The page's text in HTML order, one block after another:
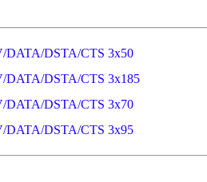
DATA/DSTA/CTS 3x50
DATA/DSTA/CTS 3x185
DATA/DSTA/CTS 3x70
DATA/DSTA/CTS 3x95